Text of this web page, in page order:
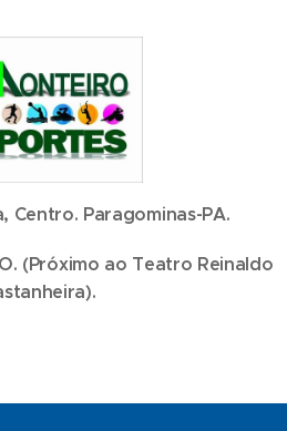
Centro. Paragominas-PA.
(Próximo ao Teatro Reinaldo